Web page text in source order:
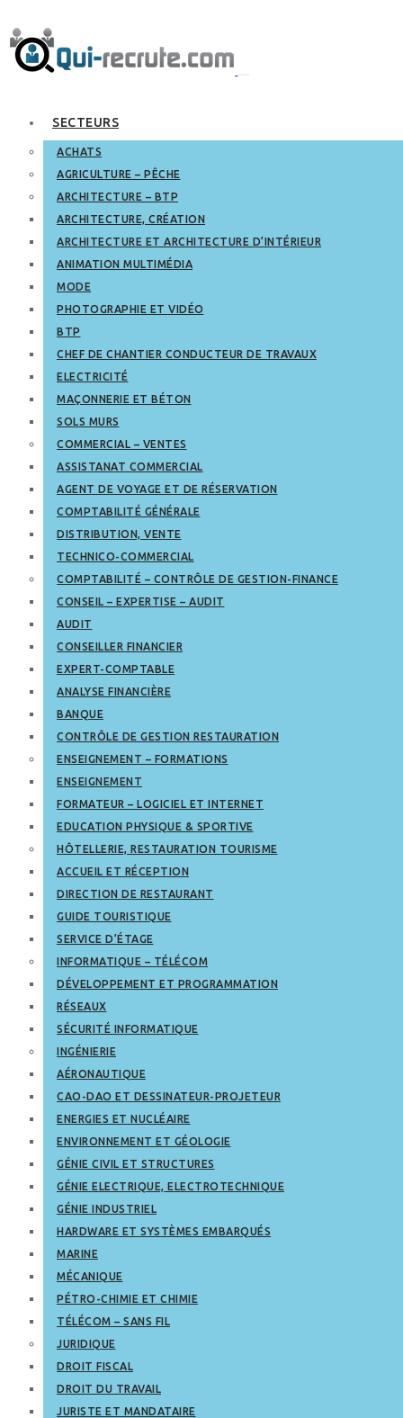
SECTEURS
ACHATS
AGRICULTURE – PÊCHE
ARCHITECTURE – BTP
ARCHITECTURE, CRÉATION
ARCHITECTURE ET ARCHITECTURE D’INTÉRIEUR
ANIMATION MULTIMÉDIA
MODE
PHOTOGRAPHIE ET VIDÉO
BTP
CHEF DE CHANTIER CONDUCTEUR DE TRAVAUX
ELECTRICITÉ
MAÇONNERIE ET BÉTON
SOLS MURS
COMMERCIAL – VENTES
ASSISTANAT COMMERCIAL
AGENT DE VOYAGE ET DE RÉSERVATION
COMPTABILITÉ GÉNÉRALE
DISTRIBUTION, VENTE
TECHNICO-COMMERCIAL
COMPTABILITÉ – CONTRÔLE DE GESTION-FINANCE
CONSEIL – EXPERTISE – AUDIT
AUDIT
CONSEILLER FINANCIER
EXPERT-COMPTABLE
ANALYSE FINANCIÈRE
BANQUE
CONTRÔLE DE GESTION RESTAURATION
ENSEIGNEMENT – FORMATIONS
ENSEIGNEMENT
FORMATEUR – LOGICIEL ET INTERNET
EDUCATION PHYSIQUE & SPORTIVE
HÔTELLERIE, RESTAURATION TOURISME
ACCUEIL ET RÉCEPTION
DIRECTION DE RESTAURANT
GUIDE TOURISTIQUE
SERVICE D’ÉTAGE
INFORMATIQUE – TÉLÉCOM
DÉVELOPPEMENT ET PROGRAMMATION
RÉSEAUX
SÉCURITÉ INFORMATIQUE
INGÉNIERIE
AÉRONAUTIQUE
CAO-DAO ET DESSINATEUR-PROJETEUR
ENERGIES ET NUCLÉAIRE
ENVIRONNEMENT ET GÉOLOGIE
GÉNIE CIVIL ET STRUCTURES
GÉNIE ELECTRIQUE, ELECTROTECHNIQUE
GÉNIE INDUSTRIEL
HARDWARE ET SYSTÈMES EMBARQUÉS
MARINE
MÉCANIQUE
PÉTRO-CHIMIE ET CHIMIE
TÉLÉCOM – SANS FIL
JURIDIQUE
DROIT FISCAL
DROIT DU TRAVAIL
JURISTE ET MANDATAIRE